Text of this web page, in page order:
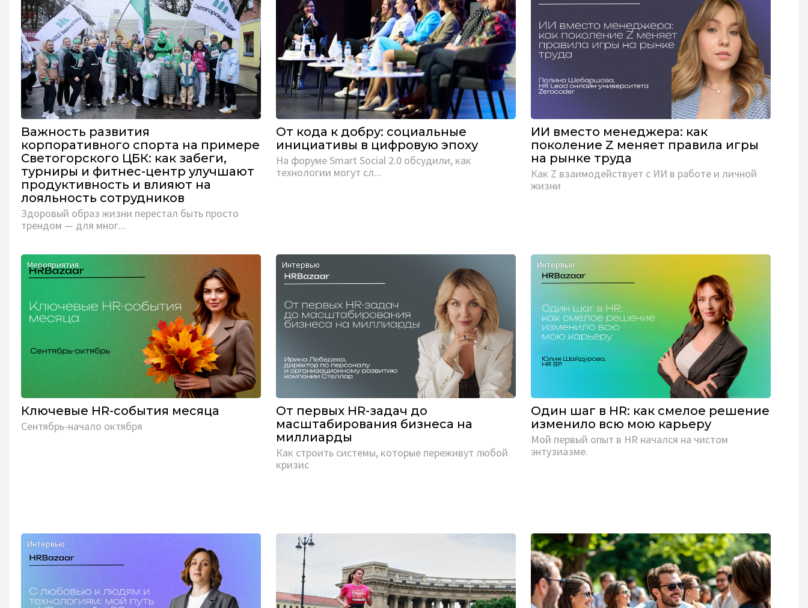
Важность развития
корпоративного спорта на примере
Светогорского ЦБК: как забеги,
турниры и фитнес-центр улучшают
продуктивность и влияют на
лояльность сотрудников
Здоровый образ жизни перестал быть просто
трендом — для мног...
От кода к добру: социальные
инициативы в цифровую эпоху
На форуме Smart Social 2.0 обсудили, как
технологии могут сл...
ИИ вместо менеджера: как
поколение Z меняет правила игры
на рынке труда
Как Z взаимодействует с ИИ в работе и личной
жизни
Мероприятия
Ключевые HR-события месяца
Сентябрь-начало октября
Интервью
От первых HR-задач до
масштабирования бизнеса на
миллиарды
Как строить системы, которые переживут любой
кризис
Интервью
Один шаг в HR: как смелое решение
изменило всю мою карьеру
Мой первый опыт в HR начался на чистом
энтузиазме.
Интервью